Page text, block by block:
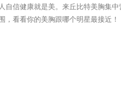
自信健康就是美。来丘比特美胸集中
看看你的美胸跟哪个明星最接近！